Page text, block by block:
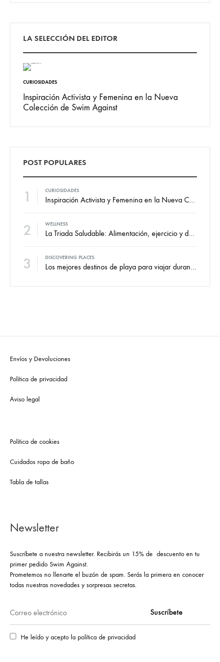
LA SELECCIÓN DEL EDITOR
CURIOSIDADES
Inspiración Activista y Femenina en la Nueva
Colección de Swim Against
POST POPULARES
1 CURIOSIDADES
Inspiración Activista y Femenina en la Nueva Colección de Swim Against
2 WELLNESS
La Triada Saludable: Alimentación, ejercicio y descanso.
3 DISCOVERING PLACES
Los mejores destinos de playa para viajar durante todo el año.
Envíos y Devoluciones
Política de privacidad
Aviso legal
Política de cookies
Cuidados ropa de baño
Tabla de tallas
Newsletter
Suscríbete a nuestra newsletter. Recibirás un 15% de descuento en tu
primer pedido Swim Against.
Prometemos no llenarte el buzón de spam. Serás la primera en conocer
todas nuestras novedades y sorpresas secretas.
He leído y acepto la política de privacidad